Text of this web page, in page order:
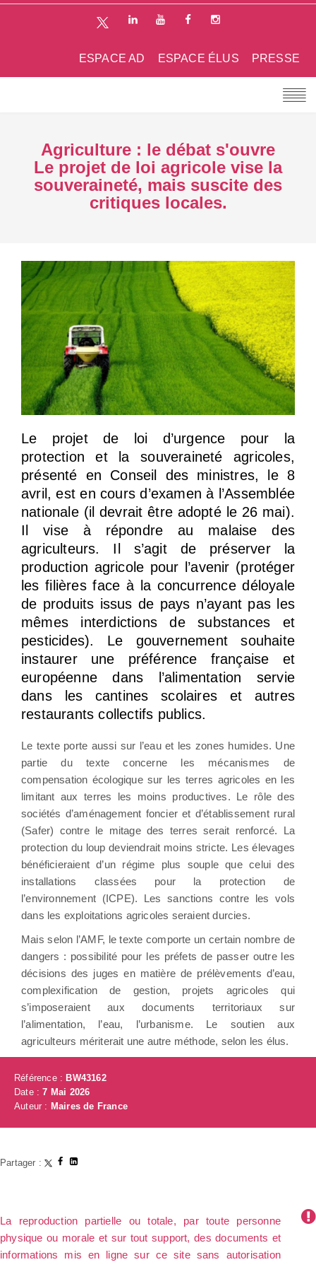
PRESSE
ESPACE ÉLUS
ESPACE AD
Agriculture : le débat s'ouvre
Le projet de loi agricole vise la
souveraineté, mais suscite des
critiques locales.
Le projet de loi d’urgence pour la
protection et la souveraineté agricoles,
présenté en Conseil des ministres, le 8
avril, est en cours d’examen à l’Assemblée
nationale (il devrait être adopté le 26 mai).
Il vise à répondre au malaise des
agriculteurs. Il s’agit de préserver la
production agricole pour l’avenir (protéger
les filières face à la concurrence déloyale
de produits issus de pays n’ayant pas les
mêmes interdictions de substances et
pesticides). Le gouvernement souhaite
instaurer une préférence française et
européenne dans l’alimentation servie
dans les cantines scolaires et autres
restaurants collectifs publics.
Le texte porte aussi sur l’eau et les zones humides. Une
partie du texte concerne les mécanismes de
compensation écologique sur les terres agricoles en les
limitant aux terres les moins productives. Le rôle des
sociétés d’aménagement foncier et d’établissement rural
(Safer) contre le mitage des terres serait renforcé. La
protection du loup deviendrait moins stricte. Les élevages
bénéficieraient d’un régime plus souple que celui des
installations classées pour la protection de
l’environnement (ICPE). Les sanctions contre les vols
dans les exploitations agricoles seraient durcies.
Mais selon l’AMF, le texte comporte un certain nombre de
dangers : possibilité pour les préfets de passer outre les
décisions des juges en matière de prélèvements d’eau,
complexification de gestion, projets agricoles qui
s’imposeraient aux documents territoriaux sur
l’alimentation, l’eau, l’urbanisme. Le soutien aux
agriculteurs mériterait une autre méthode, selon les élus.
Référence : BW43162
Date :7 Mai 2026
Auteur : Maires de France
Partager :
La reproduction partielle ou totale, par toute personne
physique ou morale et sur tout support, des documents et
informations mis en ligne sur ce site sans autorisation